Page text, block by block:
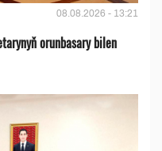
08.08.2026 - 13:21
orunbasary bilen